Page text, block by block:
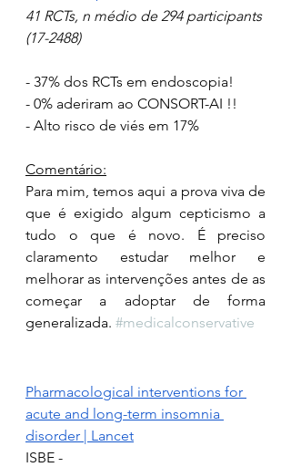
41 RCTs, n médio de 294 participants
(17-2488)
- 37% dos RCTs em endoscopia!
- 0% aderiram ao CONSORT-AI !!
- Alto risco de viés em 17%
Comentário:
Para mim, temos aqui a prova viva de
que é exigido algum cepticismo a
tudo o que é novo. É preciso
claramento estudar melhor e
melhorar as intervenções antes de as
começar a adoptar de forma
generalizada. #medicalconservative
Pharmacological interventions for
acute and long-term insomnia
disorder | Lancet
ISBE -